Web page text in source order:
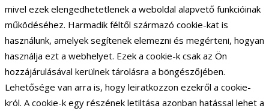
mivel ezek elengedhetetlenek a weboldal alapvető funkcióinak
működéséhez. Harmadik féltől származó cookie-kat is
használunk, amelyek segítenek elemezni és megérteni, hogyan
használja ezt a webhelyet. Ezek a cookie-k csak az Ön
hozzájárulásával kerülnek tárolásra a böngészőjében.
Lehetősége van arra is, hogy leiratkozzon ezekről a cookie-
król. A cookie-k egy részének letiltása azonban hatással lehet a